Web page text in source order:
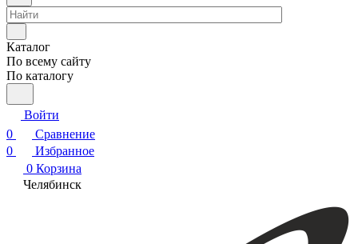
Каталог
По всему сайту
По каталогу
Войти
0
Сравнение
0
Избранное
0 Корзина
Челябинск